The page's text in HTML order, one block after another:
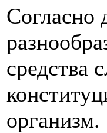
Согласно
средства
организм.